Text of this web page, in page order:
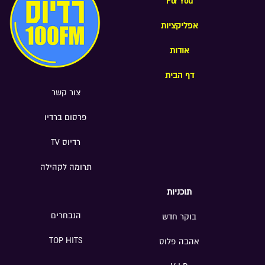
אביב-יפו; נתן כהן, מוסיקאי ויוצר; משה
בר-חיים מנכ"ל האגודה למלחמה בסרטן;
אפרת שטינלאוף, המנהלת האמנותית של
תיאטרון "נא לגעת"; ד"ר ענת הוכברג
מרום, ייעוץ גיאו-אסטרטגי וניהול סיכונים
אפליקציות
אודות
דף הבית
צור קשר
פרסום ברדיו
רדיוס TV
תרומה לקהילה
תוכניות
בוקר חדש
אהבה פלוס
הנבחרים
TOP HITS